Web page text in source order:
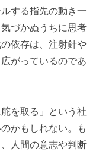
する指先の動き一
づかぬうちに思考
依存は、注射針や
がっているのであ
を取る」という社
かもしれない。も
人間の意志や判断